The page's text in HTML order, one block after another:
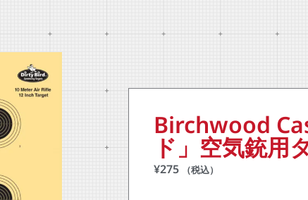
Birchwood
ド」空気銃用
¥275 （税込）